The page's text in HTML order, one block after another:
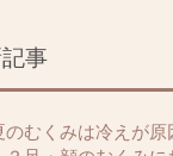
事
のむくみは冷えが原